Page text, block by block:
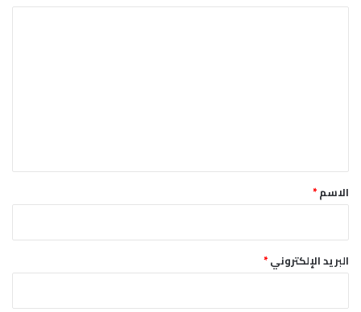
*الاسم*
البريد الإلكتروني*